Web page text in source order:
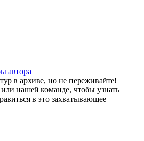
автора
в архиве, но не переживайте!
нашей команде, чтобы узнать
в это захватывающее